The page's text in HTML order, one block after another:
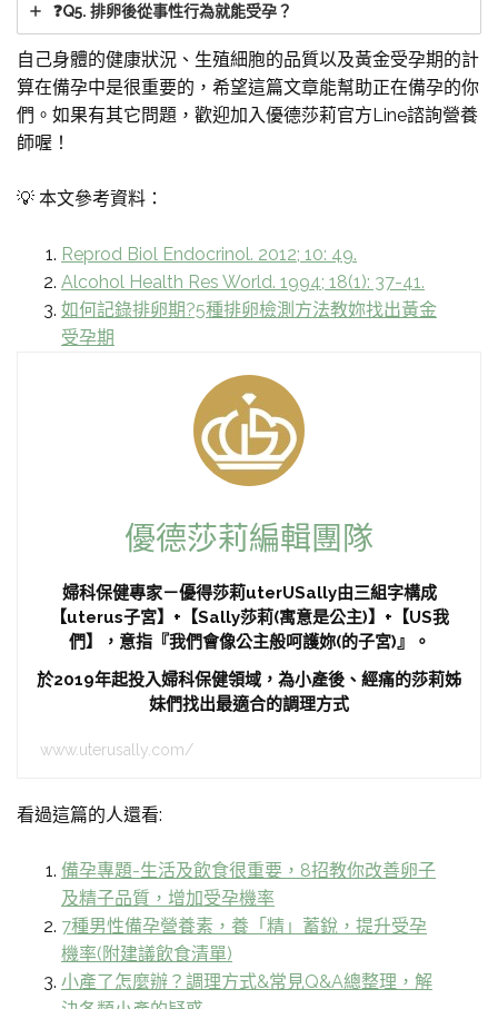
❓Q5. 排卵後從事性行為就能受孕？
自己身體的健康狀況、生殖細胞的品質以及黃金受孕期的計
算在備孕中是很重要的，希望這篇文章能幫助正在備孕的你
們。如果有其它問題，歡迎加入優德莎莉官方Line諮詢營養
師喔！
💡 本文參考資料：
Reprod Biol Endocrinol. 2012; 10: 49.
Alcohol Health Res World. 1994; 18(1): 37-41.
如何記錄排卵期?5種排卵檢測方法教妳找出黃金
受孕期
優德莎莉編輯團隊
婦科保健專家－優得莎莉uterUSally由三組字構成
【uterus子宮】+【Sally莎莉(寓意是公主)】+【US我
們】，意指『我們會像公主般呵護妳(的子宮)』。
於2019年起投入婦科保健領域，為小產後、經痛的莎莉姊
妹們找出最適合的調理方式
www.uterusally.com/
看過這篇的人還看:
備孕專題-生活及飲食很重要，8招教你改善卵子
及精子品質，增加受孕機率
7種男性備孕營養素，養「精」蓄銳，提升受孕
機率(附建議飲食清單)
小產了怎麼辦？調理方式&常見Q&A總整理，解